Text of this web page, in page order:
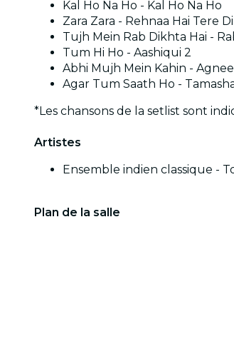
Kal Ho Na Ho - Kal Ho Na Ho
Zara Zara - Rehnaa Hai Tere
Tujh Mein Rab Dikhta Hai -
Tum Hi Ho - Aashiqui 2
Abhi Mujh Mein Kahin -
Agar Tum Saath Ho -
*Les chansons de la setlist sont
Artistes
Ensemble indien classique -
Plan de la salle